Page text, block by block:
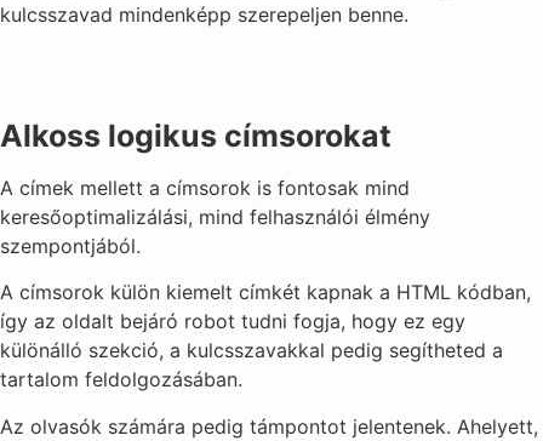
kulcsszavad mindenképp szerepeljen benne.
Alkoss logikus címsorokat
A címek mellett a címsorok is fontosak mind
keresőoptimalizálási, mind felhasználói élmény
szempontjából.
A címsorok külön kiemelt címkét kapnak a HTML kódban,
így az oldalt bejáró robot tudni fogja, hogy ez egy
különálló szekció, a kulcsszavakkal pedig segítheted a
tartalom feldolgozásában.
Az olvasók számára pedig támpontot jelentenek. Ahelyett,